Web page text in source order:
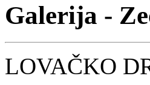
Galerija -
LOVAČKO